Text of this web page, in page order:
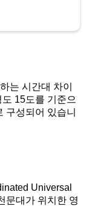
는 시간대 차이
15도를 기준으
구성되어 있습니
Universal
문대가 위치한 영